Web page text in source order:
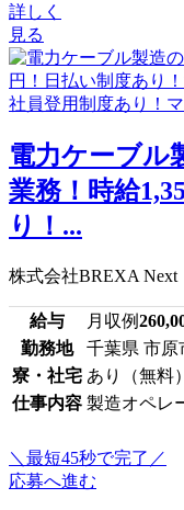
詳しく
見る
電力ケーブル
業務！時給
り！...
株式会社BREXA Next
給与 月収例
勤務地
千葉県 市原
寮・社宅 あり（無料）
仕事内容 製造オペレ
＼最短45秒で完了／
応募へ進む